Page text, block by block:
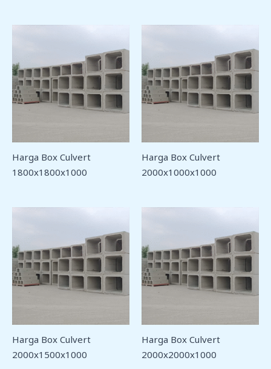
Harga Box Culvert
1800x1800x1000
Harga Box Culvert
2000x1000x1000
Harga Box Culvert
2000x1500x1000
Harga Box Culvert
2000x2000x1000